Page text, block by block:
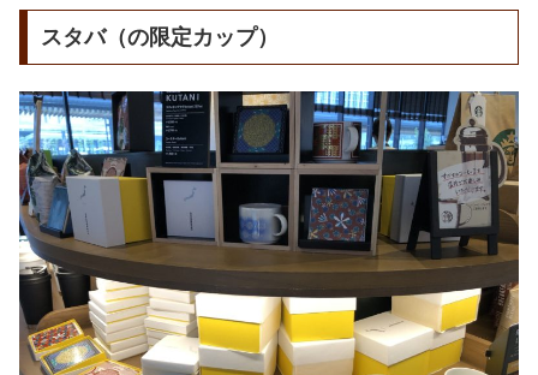
スタバ（の限定カップ）